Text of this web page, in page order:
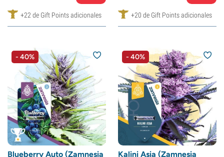
+22 de Gift Points adicionales +20 de Gift Points adicionales
- 40%
Blueberry Auto (Zamnesia
- 40%
Kalini Asia (Zamnesia